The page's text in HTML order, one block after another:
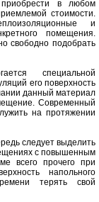
в любом
стоимости.
и
помещения.
свободно подобрать
специальной
его поверхность
данный материал
Современный
на протяжении
следует выделить
с повышенным
всего прочего при
напольного
терять свой